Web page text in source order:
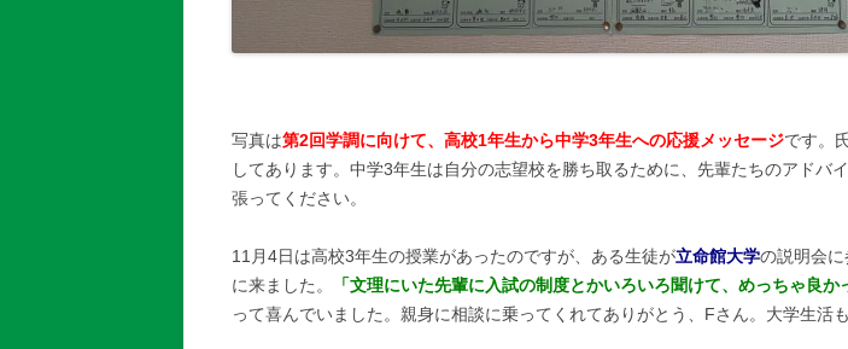
写真は第2回学調に向けて、高校1年生から中学3年生への応援メッセージです。
してあります。中学3年生は自分の志望校を勝ち取るために、先輩たちのアドバ
張ってください。
11月4日は高校3年生の授業があったのですが、ある生徒が立命館大学の説明会
に来ました。
「文理にいた先輩に入試の制度とかいろいろ聞けて、めっちゃ良か
って喜んでいました。親身に相談に乗ってくれてありがとう、Fさん。大学生活も